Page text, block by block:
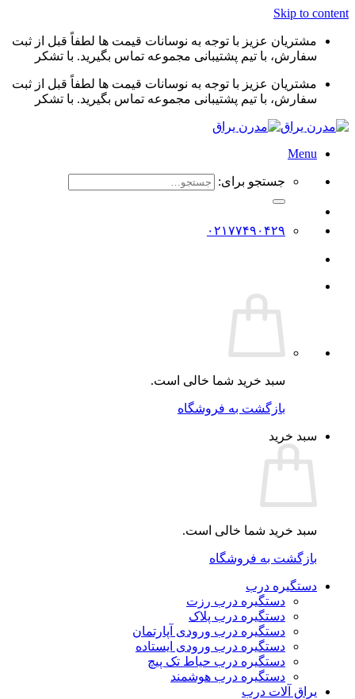
Skip to content
مشتریان عزیز با توجه به نوسانات قیمت ها لطفاً قبل از ثبت
سفارش، با تیم پشتیبانی مجموعه تماس بگیرید. با تشکر
مشتریان عزیز با توجه به نوسانات قیمت ها لطفاً قبل از ثبت
سفارش، با تیم پشتیبانی مجموعه تماس بگیرید. با تشکر
Menu
جستجو برای:
۰۲۱۷۷۴۹۰۴۲۹
سبد خرید شما خالی است.
بازگشت به فروشگاه
سبد خرید
سبد خرید شما خالی است.
بازگشت به فروشگاه
دستگیره درب
دستگیره درب رزت
دستگیره درب پلاک
دستگیره درب ورودی آپارتمان
دستگیره درب ورودی ایستاده
دستگیره درب حیاط تک پیچ
دستگیره درب هوشمند
یراق آلات درب